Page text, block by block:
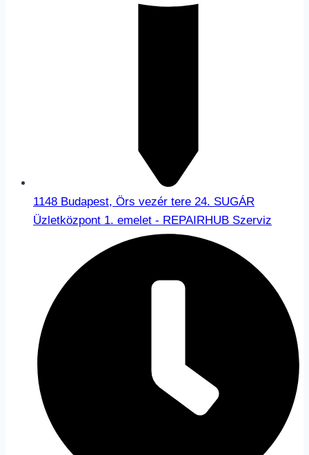
1148 Budapest, Örs vezér tere 24. SUGÁR
Üzletközpont 1. emelet - REPAIRHUB Szerviz